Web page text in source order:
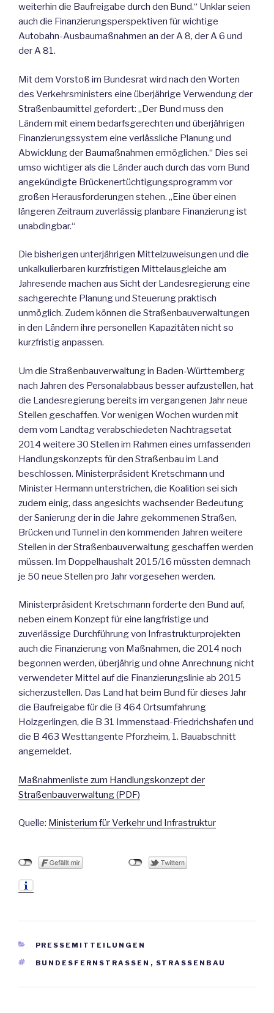
weiterhin die Baufreigabe durch den Bund.“ Unklar seien
auch die Finanzierungsperspektiven für wichtige
Autobahn-Ausbaumaßnahmen an der A 8, der A 6 und
der A 81.
Mit dem Vorstoß im Bundesrat wird nach den Worten
des Verkehrsministers eine überjährige Verwendung der
Straßenbaumittel gefordert: „Der Bund muss den
Ländern mit einem bedarfsgerechten und überjährigen
Finanzierungssystem eine verlässliche Planung und
Abwicklung der Baumaßnahmen ermöglichen.“ Dies sei
umso wichtiger als die Länder auch durch das vom Bund
angekündigte Brückenertüchtigungsprogramm vor
großen Herausforderungen stehen. „Eine über einen
längeren Zeitraum zuverlässig planbare Finanzierung ist
unabdingbar.“
Die bisherigen unterjährigen Mittelzuweisungen und die
unkalkulierbaren kurzfristigen Mittelausgleiche am
Jahresende machen aus Sicht der Landesregierung eine
sachgerechte Planung und Steuerung praktisch
unmöglich. Zudem können die Straßenbauverwaltungen
in den Ländern ihre personellen Kapazitäten nicht so
kurzfristig anpassen.
Um die Straßenbauverwaltung in Baden-Württemberg
nach Jahren des Personalabbaus besser aufzustellen, hat
die Landesregierung bereits im vergangenen Jahr neue
Stellen geschaffen. Vor wenigen Wochen wurden mit
dem vom Landtag verabschiedeten Nachtragsetat
2014 weitere 30 Stellen im Rahmen eines umfassenden
Handlungskonzepts für den Straßenbau im Land
beschlossen. Ministerpräsident Kretschmann und
Minister Hermann unterstrichen, die Koalition sei sich
zudem einig, dass angesichts wachsender Bedeutung
der Sanierung der in die Jahre gekommenen Straßen,
Brücken und Tunnel in den kommenden Jahren weitere
Stellen in der Straßenbauverwaltung geschaffen werden
müssen. Im Doppelhaushalt 2015/16 müssten demnach
je 50 neue Stellen pro Jahr vorgesehen werden.
Ministerpräsident Kretschmann forderte den Bund auf,
neben einem Konzept für eine langfristige und
zuverlässige Durchführung von Infrastrukturprojekten
auch die Finanzierung von Maßnahmen, die 2014 noch
begonnen werden, überjährig und ohne Anrechnung nicht
verwendeter Mittel auf die Finanzierungslinie ab 2015
sicherzustellen. Das Land hat beim Bund für dieses Jahr
die Baufreigabe für die B 464 Ortsumfahrung
Holzgerlingen, die B 31 Immenstaad-Friedrichshafen und
die B 463 Westtangente Pforzheim, 1. Bauabschnitt
angemeldet.
Maßnahmenliste zum Handlungskonzept der
Straßenbauverwaltung (PDF)
Quelle: Ministerium für Verkehr und Infrastruktur
KATEGORIEN
PRESSEMITTEILUNGEN
SCHLAGWÖRTER
BUNDESFERNSTRASSEN , STRASSENBAU